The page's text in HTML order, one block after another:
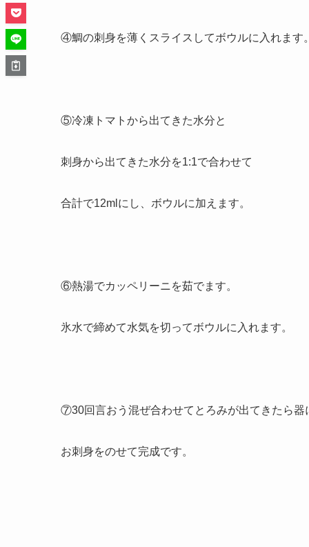
④鯛の刺身を薄くスライスしてボウルに入れます。
⑤冷凍トマトから出てきた水分と
刺身から出てきた水分を1:1で合わせて
合計で12mlにし、ボウルに加えます。
⑥熱湯でカッペリーニを茹でます。
氷水で締めて水気を切ってボウルに入れます。
⑦30回言おう混ぜ合わせてとろみが出てきたら器
お刺身をのせて完成です。